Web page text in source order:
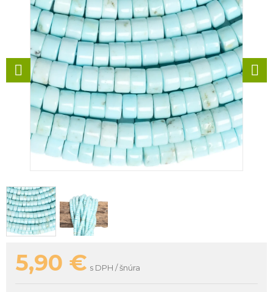
5,90 € s DPH / šnúra